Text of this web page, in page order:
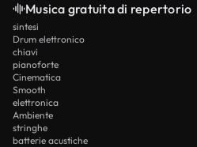
Musica gratuita di repertorio
sintesi
Drum elettronico
chiavi
pianoforte
Cinematica
Smooth
elettronica
Ambiente
stringhe
batterie acustiche